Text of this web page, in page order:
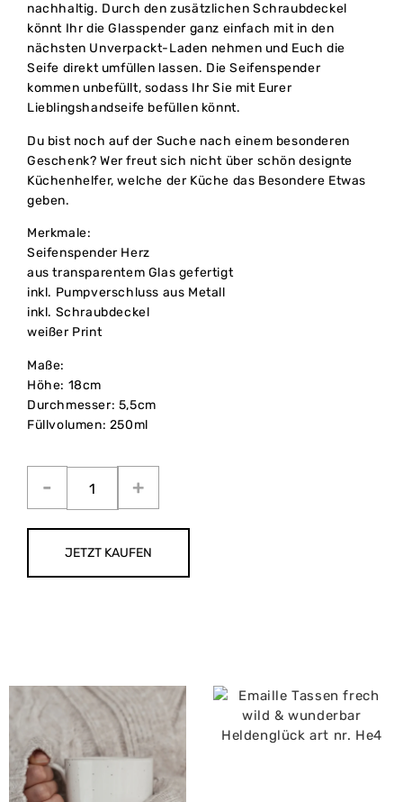
nachhaltig. Durch den zusätzlichen Schraubdeckel
könnt Ihr die Glasspender ganz einfach mit in den
nächsten Unverpackt-Laden nehmen und Euch die
Seife direkt umfüllen lassen. Die Seifenspender
kommen unbefüllt, sodass Ihr Sie mit Eurer
Lieblingshandseife befüllen könnt.
Du bist noch auf der Suche nach einem besonderen
Geschenk? Wer freut sich nicht über schön designte
Küchenhelfer, welche der Küche das Besondere Etwas
geben.
Merkmale:
Seifenspender Herz
aus transparentem Glas gefertigt
inkl. Pumpverschluss aus Metall
inkl. Schraubdeckel
weißer Print
Maße:
Höhe: 18cm
Durchmesser: 5,5cm
Füllvolumen: 250ml
JETZT KAUFEN